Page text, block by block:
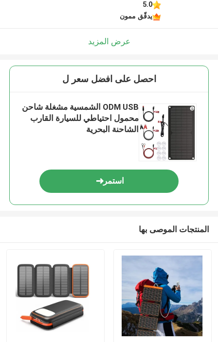
5.0
يدقّق ممون
عرض المزيد
احصل على افضل سعر ل
ODM USB الشمسية مشغلة شاحن
محمول احتياطي للسيارة القارب
الشاحنة البحرية
استمر
المنتجات الموصى بها